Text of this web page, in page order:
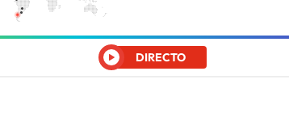
DIRECTO